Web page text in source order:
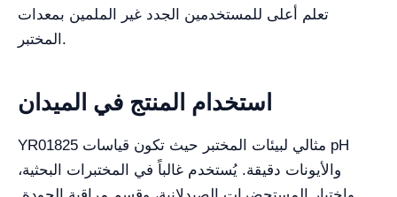
تعلم أعلى للمستخدمين الجدد غير الملمين بمعدات
المختبر.
استخدام المنتج في الميدان
YR01825 مثالي لبيئات المختبر حيث تكون قياسات pH
والأيونات دقيقة. يُستخدم غالباً في المختبرات البحثية،